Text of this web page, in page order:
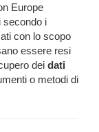
Europe
secondo i
con lo scopo
essere resi
dei dati
o metodi di